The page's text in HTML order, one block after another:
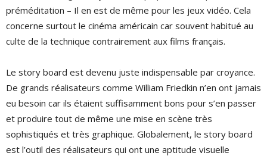
préméditation – Il en est de même pour les jeux vidéo. Cela
concerne surtout le cinéma américain car souvent habitué au
culte de la technique contrairement aux films français.
Le story board est devenu juste indispensable par croyance.
De grands réalisateurs comme William Friedkin n’en ont jamais
eu besoin car ils étaient suffisamment bons pour s’en passer
et produire tout de même une mise en scène très
sophistiqués et très graphique. Globalement, le story board
est l’outil des réalisateurs qui ont une aptitude visuelle